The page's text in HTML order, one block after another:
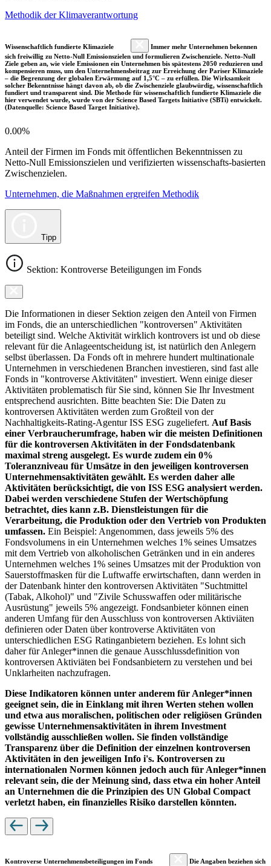
Methodik der Klimaverantwortung
Wissenschaftlich fundierte Klimaziele
Immer mehr Unternehmen bekennen
sich freiwillig zu Netto-Null Emissionszielen und formulieren Zwischenziele. Netto-Null
Ziele geben an, wie viele Emissionen ein Unternehmen bis spätestens 2050 reduzieren und
kompensieren muss, um den Unternehmensbeitrag zur Erreichung der Pariser Klimaziele
– die Begrenzung der globalen Erwärmung auf 1,5°C – zu erfüllen. Die Wirksamkeit
solcher Bekenntnisse hängt davon ab, ob die Zwischenziele glaubwürdig, wissenschaftlich
fundiert und transparent sind. Die Methode für wissenschaftlich fundierte Klimaziele die
hier verwendet wurde, wurde von der Science Based Targets Initiative (SBTi) entwickelt.
(Datenquelle: Science Based Target Initiative).
0.00%
Anteil der Firmen im Fonds mit öffentlichen Bekenntnissen zu
Netto-Null Emissionszielen und verifizierten wissenschafts-basierten
Zwischenzielen.
Unternehmen, die Maßnahmen ergreifen Methodik
Tipp
Sektion: Kontroverse Beteiligungen im Fonds
Die Informationen in dieser Sektion zeigen den Anteil von Firmen
im Fonds, die an unterschiedlichen "kontroversen" Aktivitäten
beteiligt sind. Welche Aktivität wirklich kontrovers ist und ob diese
relevant für die Anlageentscheidung ist, ist natürlich den Anlegern
selbst überlassen. Da Fonds oft in mehrere hundert multinationale
Unternehmen in verschiedenen Branchen investieren, sind fast alle
Fonds in "kontroverse Aktivitäten" investiert. Wenn einige dieser
Aktivitäten problematisch für Sie sind, können Sie Ihr Investment
entsprechend ausrichten. Bitte beachten Sie: Die Daten zu
kontroversen Aktivitäten werden zum Großteil von der
Nachhaltigkeits-Rating-Agentur ISS ESG zugeliefert. Auf Basis
einer Verbraucherumfrage, haben wir die meisten Definitionen
für die kontroversen Aktivitäten in der Fondsdatenbank
maximal streng ausgelegt. Es wurde zudem ein 0%
Toleranzniveau für Umsätze in den jeweiligen kontroversen
Unternehmensaktivitäten gewählt. Es werden daher alle
Aktivitäten berücksichtigt, die von ISS ESG analysiert werden.
Dabei werden verschiedene Stufen der Wertschöpfung
betrachtet, dies kann z.B. Dienstleistungen für die
Verarbeitung, die Produktion oder den Vertrieb von Produkten
umfassen. Ein Beispiel: Angenommen, dass jeweils 5% des
Fondsvolumens in ein Unternehmen welches 1% seines Umsatzes
mit dem Vertrieb von alkoholischen Getränken und in ein anderes
Unternehmen welches 1% seines Umsatzes mit der Produktion von
Sauerstoffmasken für die Luftwaffe erwirtschaften, dann werden in
der Datenbank hinter den kontroversen Aktivitäten "Suchtmittel
(Tabak, Alkohol)" und "Zivile Schusswaffen oder militärische
Ausrüstung" jeweils 5% angezeigt. Fondsanbieter können einen
anderen Umfang für den Ausschluss von kontroversen Aktiviäten
definieren oder Daten über kontroverse Aktivitäten von
unterschiedlichen ESG Ratinganbietern beziehen. Es lohnt sich
daher für Anleger*innen die genaue Ausschlussdefinition von
kontroversen Aktiviäten bei Fondsanbietern zu verstehen und bei
Unklarheiten nachzufragen.
Diese Indikatoren können unter anderem für Anleger*innen
geeignet sein, die in Einklang mit ihren Werten stehen wollen
und etwa aus moralischen, politischen oder religiösen Gründen
gewisse Unternehmensaktivitäten in ihrem Investment
vollständig ausschließen wollen. Sie finden vollständige
Transparenz über die Definition der einzelnen kontroversen
Aktivitäten in den jeweiligen Info i's. Kontroversen zu
internationalen Normen können jedoch auch für Anleger*innen
relevant sein, die der Meinung sind, dass etwa ein hoher Anteil
an Unternehmen die die Prinzipien des UN Global Compact
verletzt haben, ein finanzielles Risiko darstellen könnten.
Kontroverse Unternehmensbeteiligungen im Fonds
Die Angaben beziehen sich